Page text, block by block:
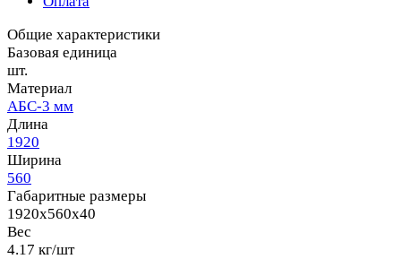
Общие характеристики
Базовая единица
шт.
Материал
АБС-3 мм
Длина
1920
Ширина
560
Габаритные размеры
1920x560x40
Вес
4.17 кг/шт